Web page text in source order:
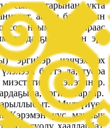
сыҥаахтарынан укта
аалан барбытын
ньыматыгар араас
сөҕөн эрэ
эргийэр иэччэхтээх
бүттэ да, туора
кэҥэтинэр.
эргитэ тардар.
Мүлтүйүөр
Кэрэмэн уус маннык
суолу хаалларбат.